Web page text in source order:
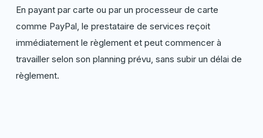
En payant par carte ou par un processeur de carte
comme PayPal, le prestataire de services reçoit
immédiatement le règlement et peut commencer à
travailler selon son planning prévu, sans subir un délai de
règlement.